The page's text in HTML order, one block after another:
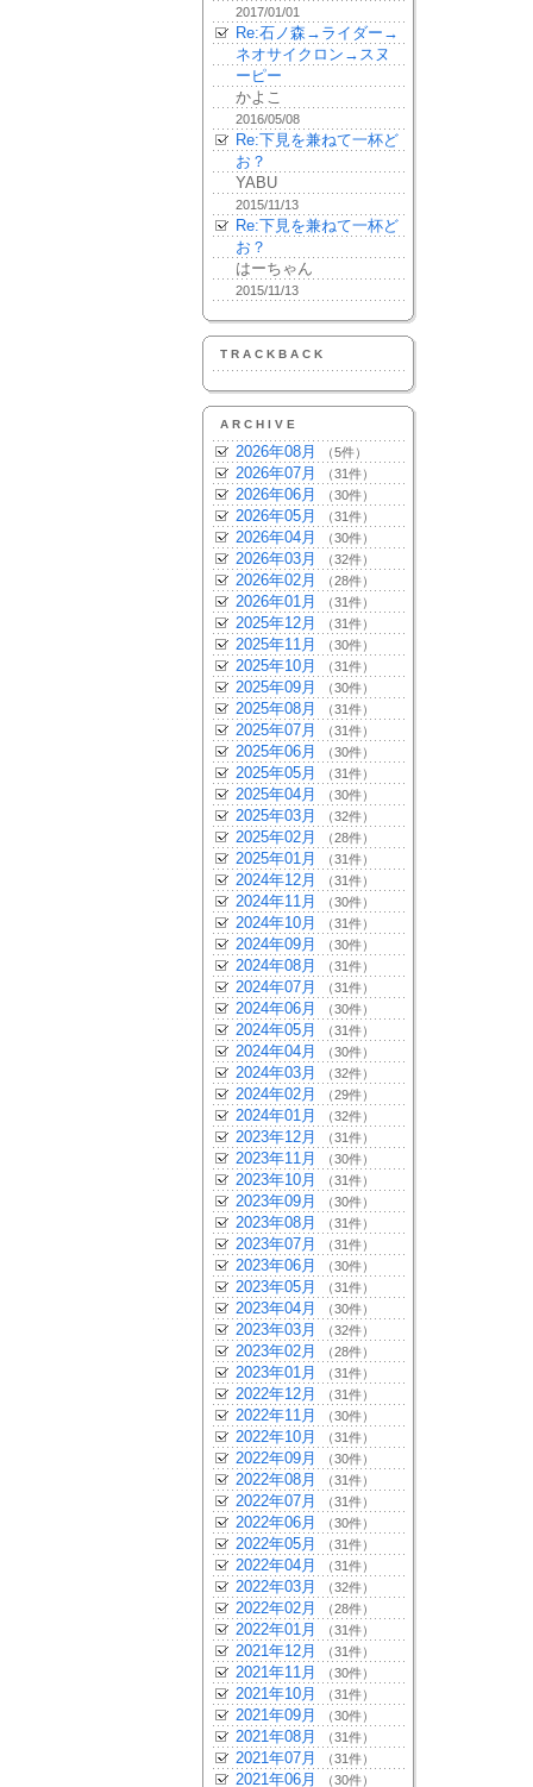
2017/01/01
Re:石ノ森→ライダー→
ネオサイクロン→スヌ
ーピー
かよこ
2016/05/08
Re:下見を兼ねて一杯ど
お？
YABU
2015/11/13
Re:下見を兼ねて一杯ど
お？
はーちゃん
2015/11/13
TRACKBACK
ARCHIVE
2026年08月 （5件）
2026年07月 （31件）
2026年06月 （30件）
2026年05月 （31件）
2026年04月 （30件）
2026年03月 （32件）
2026年02月 （28件）
2026年01月 （31件）
2025年12月 （31件）
2025年11月 （30件）
2025年10月 （31件）
2025年09月 （30件）
2025年08月 （31件）
2025年07月 （31件）
2025年06月 （30件）
2025年05月 （31件）
2025年04月 （30件）
2025年03月 （32件）
2025年02月 （28件）
2025年01月 （31件）
2024年12月 （31件）
2024年11月 （30件）
2024年10月 （31件）
2024年09月 （30件）
2024年08月 （31件）
2024年07月 （31件）
2024年06月 （30件）
2024年05月 （31件）
2024年04月 （30件）
2024年03月 （32件）
2024年02月 （29件）
2024年01月 （32件）
2023年12月 （31件）
2023年11月 （30件）
2023年10月 （31件）
2023年09月 （30件）
2023年08月 （31件）
2023年07月 （31件）
2023年06月 （30件）
2023年05月 （31件）
2023年04月 （30件）
2023年03月 （32件）
2023年02月 （28件）
2023年01月 （31件）
2022年12月 （31件）
2022年11月 （30件）
2022年10月 （31件）
2022年09月 （30件）
2022年08月 （31件）
2022年07月 （31件）
2022年06月 （30件）
2022年05月 （31件）
2022年04月 （31件）
2022年03月 （32件）
2022年02月 （28件）
2022年01月 （31件）
2021年12月 （31件）
2021年11月 （30件）
2021年10月 （31件）
2021年09月 （30件）
2021年08月 （31件）
2021年07月 （31件）
2021年06月 （30件）